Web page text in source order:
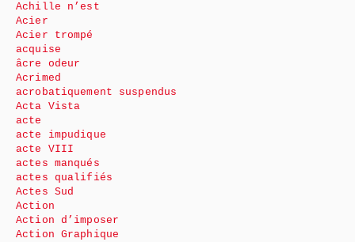
Achille n’est
Acier
Acier trompé
acquise
âcre odeur
Acrimed
acrobatiquement suspendus
Acta Vista
acte
acte impudique
acte VIII
actes manqués
actes qualifiés
Actes Sud
Action
Action d’imposer
Action Graphique